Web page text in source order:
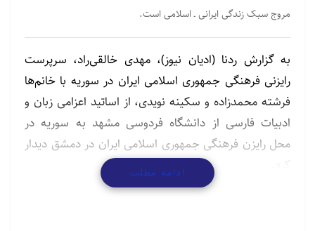
مروج سبک زندگی ایرانی ـ اسلامی است.
به گزارش ردنا (ادیان نیوز)، مهدی خالقی‌راد، سرپرست
رایزنی فرهنگی جمهوری اسلامی ایران در سوریه با خانم‌ها
فرشته محمدزاده و سکینه نویدی، از اساتید اعزامی زبان و
ادبیات فارسی از دانشگاه فردوسی مشهد به سوریه در
محل رایزن فرهنگی جمهوری اسلامی ایران در دمشق دیدار
کرد.
خالقی‌راد در سخنانی، ارتباط و تعامل با دانشگاه و شناخت
ادامه مطلب